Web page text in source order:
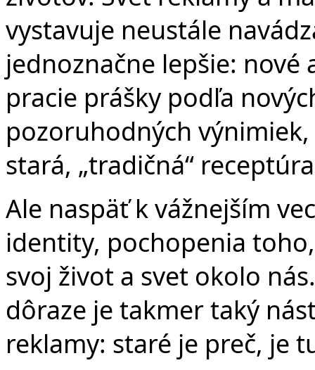
vystavuje neustále
jednoznačne lepšie:
pracie prášky podľa
pozoruhodných
stará, „tradičná“
Ale naspäť k vážnejším
identity, pochopenia
svoj život a svet okolo
dôraze je takmer taký
reklamy: staré je preč, je